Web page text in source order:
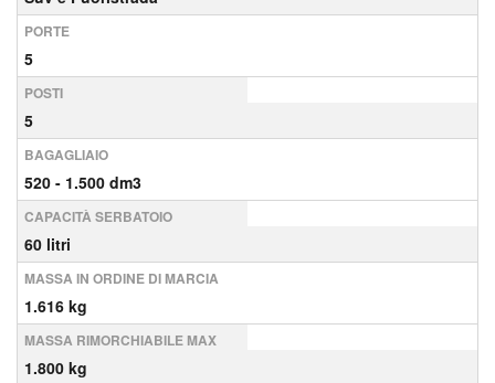
PORTE
5
POSTI
5
BAGAGLIAIO
520 - 1.500 dm3
CAPACITÀ SERBATOIO
60 litri
MASSA IN ORDINE DI MARCIA
1.616 kg
MASSA RIMORCHIABILE MAX
1.800 kg